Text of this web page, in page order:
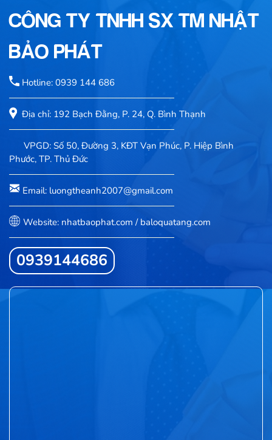
CÔNG TY TNHH SX TM NHẬT
BẢO PHÁT
Hotline: 0939 144 686
Địa chỉ: 192 Bạch Đằng, P. 24, Q. Bình Thạnh
VPGD: Số 50, Đường 3, KĐT Vạn Phúc, P. Hiệp Bình
Phước, TP. Thủ Đức
Email: luongtheanh2007@gmail.com
Website: nhatbaophat.com / baloquatang.com
0939144686